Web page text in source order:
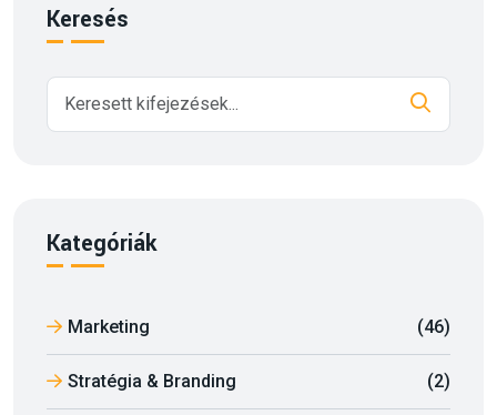
Keresés
Kategóriák
Marketing (46)
Stratégia & Branding (2)